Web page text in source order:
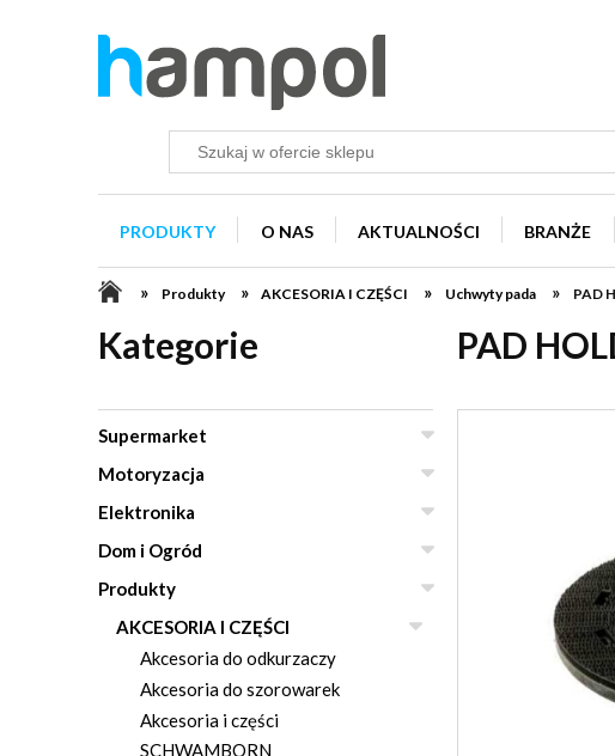
PRODUKTY O NAS AKTUALNOŚCI BRANŻE
» Produkty » AKCESORIA I CZĘŚCI » Uchwyty pada » PAD
Kategorie
Supermarket
Motoryzacja
Elektronika
Dom i Ogród
Produkty
AKCESORIA I CZĘŚCI
Akcesoria do odkurzaczy
Akcesoria do szorowarek
Akcesoria i części
SCHWAMBORN
PAD